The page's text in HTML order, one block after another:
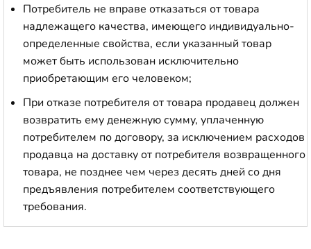
Потребитель не вправе отказаться от товара
надлежащего качества, имеющего индивидуально-
определенные свойства, если указанный товар
может быть использован исключительно
приобретающим его человеком;
При отказе потребителя от товара продавец должен
возвратить ему денежную сумму, уплаченную
потребителем по договору, за исключением расходов
продавца на доставку от потребителя возвращенного
товара, не позднее чем через десять дней со дня
предъявления потребителем соответствующего
требования.